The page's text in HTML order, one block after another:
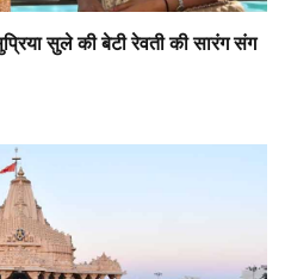
सुले की बेटी रेवती की सारंग संग